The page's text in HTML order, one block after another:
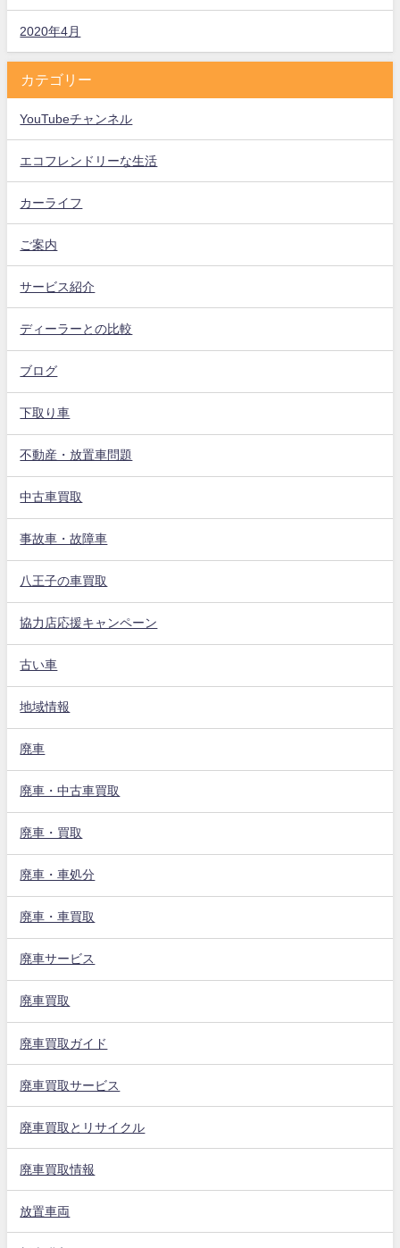
2020年4月
カテゴリー
YouTubeチャンネル
エコフレンドリーな生活
カーライフ
ご案内
サービス紹介
ディーラーとの比較
ブログ
下取り車
不動産・放置車問題
中古車買取
事故車・故障車
八王子の車買取
協力店応援キャンペーン
古い車
地域情報
廃車
廃車・中古車買取
廃車・買取
廃車・車処分
廃車・車買取
廃車サービス
廃車買取
廃車買取ガイド
廃車買取サービス
廃車買取とリサイクル
廃車買取情報
放置車両